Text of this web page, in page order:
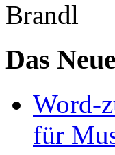
Das
Word-
für